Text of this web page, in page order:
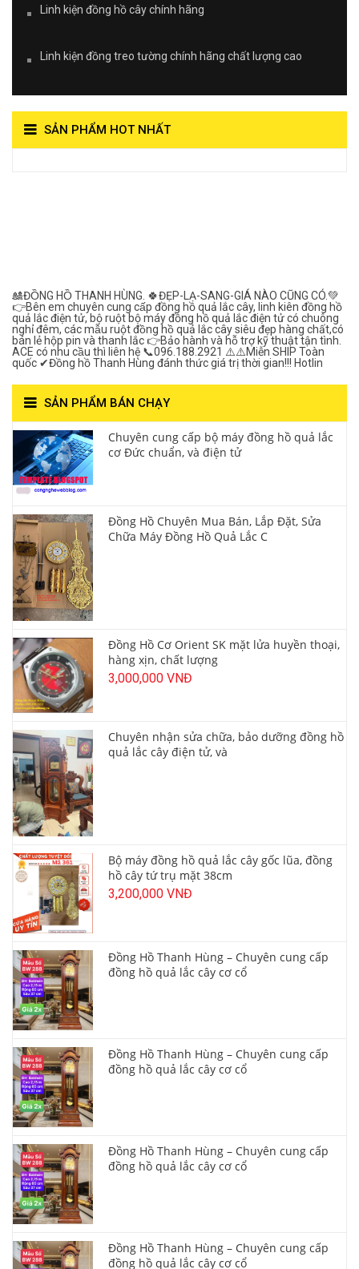
Linh kiện đồng hồ cây chính hãng
Linh kiện đồng treo tường chính hãng chất lượng cao
SẢN PHẨM HOT NHẤT
🎎ĐỒNG HỒ THANH HÙNG. 🍀ĐẸP-LẠ-SANG-GIÁ NÀO CŨNG CÓ.💚
👉Bên em chuyên cung cấp đồng hồ quả lắc cây, linh kiên đồng hồ
quả lắc điện tử, bộ ruột bộ máy đồng hồ quả lắc điện tử có chuông
nghỉ đêm, các mẫu ruột đồng hồ quả lắc cây siêu đẹp hàng chất,có
bán lẻ hộp pin và thanh lắc 👉Bảo hành và hỗ trợ kỹ thuật tận tình.
ACE có nhu cầu thì liên hệ 📞096.188.2921 ⚠️⚠️Miễn SHIP Toàn
quốc ✔Đồng hồ Thanh Hùng đánh thức giá trị thời gian!!! Hotlin
SẢN PHẨM BÁN CHẠY
Chuyên cung cấp bộ máy đồng hồ quả lắc
cơ Đức chuẩn, và điện tử
Đồng Hồ Chuyên Mua Bán, Lắp Đặt, Sửa
Chữa Máy Đồng Hồ Quả Lắc C
Đồng Hồ Cơ Orient SK mặt lửa huyền thoại,
hàng xịn, chất lượng
3,000,000 VNĐ
Chuyên nhận sửa chữa, bảo dưỡng đồng hồ
quả lắc cây điện tử, và
Bộ máy đồng hồ quả lắc cây gốc lũa, đồng
hồ cây tứ trụ mặt 38cm
3,200,000 VNĐ
Đồng Hồ Thanh Hùng – Chuyên cung cấp
đồng hồ quả lắc cây cơ cổ
Đồng Hồ Thanh Hùng – Chuyên cung cấp
đồng hồ quả lắc cây cơ cổ
Đồng Hồ Thanh Hùng – Chuyên cung cấp
đồng hồ quả lắc cây cơ cổ
Đồng Hồ Thanh Hùng – Chuyên cung cấp
đồng hồ quả lắc cây cơ cổ